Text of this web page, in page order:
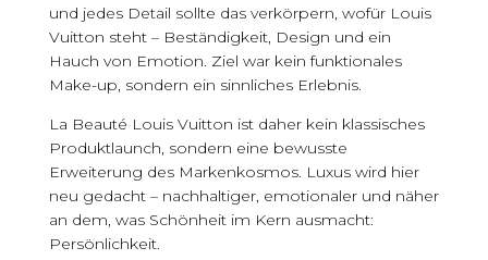
und jedes Detail sollte das verkörpern, wofür Louis
Vuitton steht – Beständigkeit, Design und ein
Hauch von Emotion. Ziel war kein funktionales
Make-up, sondern ein sinnliches Erlebnis.
La Beauté Louis Vuitton ist daher kein klassisches
Produktlaunch, sondern eine bewusste
Erweiterung des Markenkosmos. Luxus wird hier
neu gedacht – nachhaltiger, emotionaler und näher
an dem, was Schönheit im Kern ausmacht:
Persönlichkeit.